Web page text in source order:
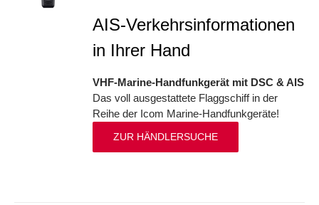
AIS-Verkehrsinformationen
in Ihrer Hand
VHF-Marine-Handfunkgerät mit DSC & AIS
Das voll ausgestattete Flaggschiff in der
Reihe der Icom Marine-Handfunkgeräte!
ZUR HÄNDLERSUCHE